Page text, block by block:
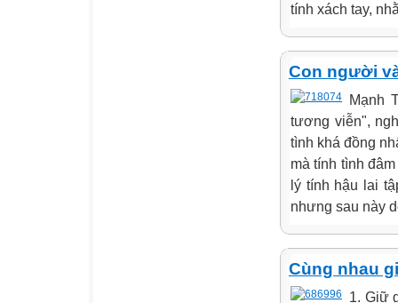
tính xách tay,
Con người
Mạnh
tương viễn",
tình khá đồng
mà tính tình
lý tính hậu lai
nhưng sau này
Cùng nhau
1. Giữ